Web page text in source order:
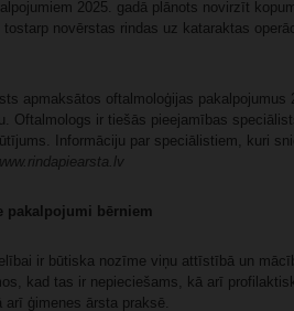
2025. gadā plānots novirzīt
novērstas rindas uz kataraktas
apmaksātos oftalmoloģijas pakalpojumus
Oftalmologs ir tiešās pieejamības
Informāciju par speciālistiem, kuri
pakalpojumi bērniem
ir būtiska nozīme viņu attīstībā un
kad tas ir nepieciešams, kā arī
arī ģimenes ārsta praksē.